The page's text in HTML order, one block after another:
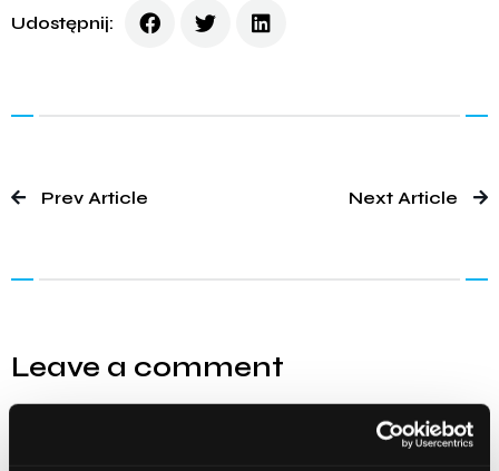
Udostępnij:
Prev Article Next Article
Leave a comment